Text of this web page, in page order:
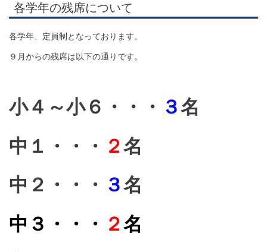
各学年の残席について
各学年、定員制となっております。
９月からの残席は以下の通りです。
小４～小６・・・ ３名
中１・・・ ２名
中２・・・ ３名
中３・・・ ２名